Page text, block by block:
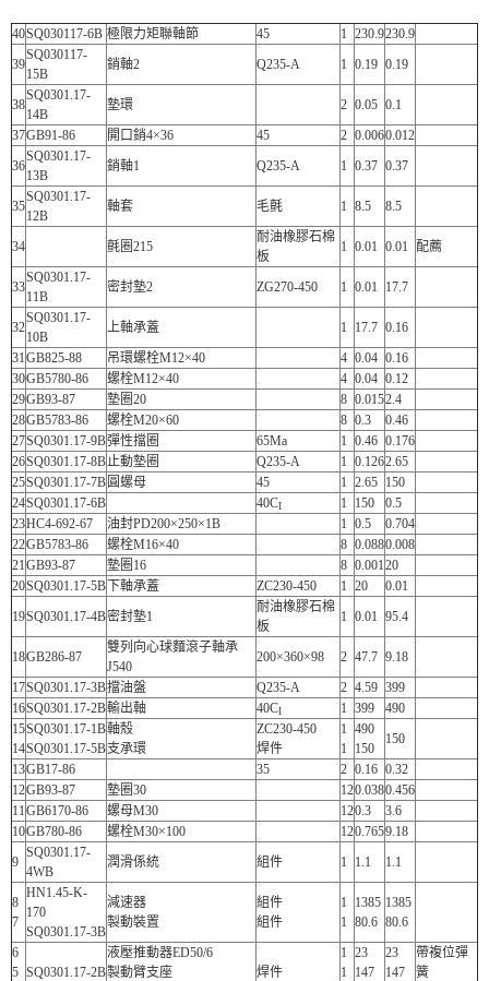
40SQ030117-6B 極限力矩聯軸節 45 1 230.9230.9
39
SQ030117-
15B
銷軸2 Q235-A 1 0.19 0.19
38
SQ0301.17-
14B
墊環 2 0.05 0.1
37GB91-86 開口銷4×36 45 2 0.0060.012
36
SQ0301.17-
13B
銷軸1 Q235-A 1 0.37 0.37
35
SQ0301.17-
12B
軸套 毛氈 1 8.5 8.5
34 氈圈215
耐油橡膠石棉
板
1 0.01 0.01 配薦
33
SQ0301.17-
11B
密封墊2 ZG270-450 1 0.01 17.7
32
SQ0301.17-
10B
上軸承蓋 1 17.7 0.16
31 GB825-88 吊環螺栓M12×40 4 0.04 0.16
30GB5780-86 螺栓M12×40 4 0.04 0.12
29GB93-87 墊圈20 8 0.0152.4
28GB5783-86 螺栓M20×60 8 0.3
0.46
27SQ0301.17-9B彈性擋圈 65Ma 1 0.46 0.176
26SQ0301.17-8B 止動墊圈 Q235-A 1 0.1262.65
25SQ0301.17-7B 圓螺母 45 1 2.65 150
24SQ0301.17-6B 40CI 1 150
0.5
23HC4-692-67 油封PD200×250×1B 1 0.5
0.704
22GB5783-86 螺栓M16×40 8 0.0880.008
21 GB93-87 墊圈16 8 0.001 20
20SQ0301.17-5B下軸承蓋 ZC230-450 1 20
0.01
19SQ0301.17-4B密封墊1
耐油橡膠石棉
板
1 0.01 95.4
18GB286-87
雙列向心球麵滾子軸承
J540
200×360×98 2 47.7 9.18
17SQ0301.17-3B擋油盤 Q235-A 2 4.59 399
16SQ0301.17-2B輸出軸 40CI 1 399
490
15
14
SQ0301.17-1B
SQ0301.17-5B
軸殼
支承環
ZC230-450
焊件
1
1
490
150
150
13GB17-86 35 2 0.16 0.32
12GB93-87 墊圈30 120.0380.456
11 GB6170-86 螺母M30 120.3
3.6
10GB780-86 螺栓M30×100 120.7659.18
9
SQ0301.17-
4WB
潤滑係統 組件 1 1.1 1.1
8
7
HN1.45-K-
170
SQ0301.17-3B
減速器
製動裝置
組件
組件
1
1
1385
80.6
1385
80.6
6
5 SQ0301.17-2B
液壓推動器ED50/6
製動臂支座
焊件
1
1
23
147
23
147
帶複位彈
簧